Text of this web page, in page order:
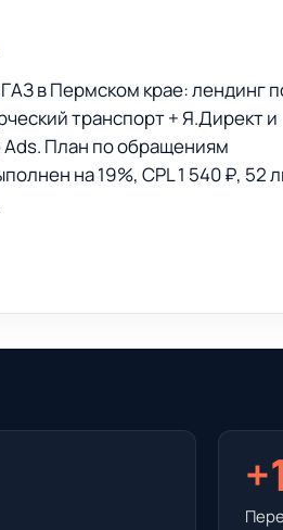
в Пермском крае: лендинг
транспорт + Я.Директ и
Ads. План по обращениям
на 19%, CPL 1 540 ₽, 52